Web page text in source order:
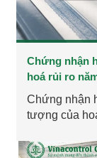
Chứng nhận
hoá rủi ro
Chứng nhận
tượng của